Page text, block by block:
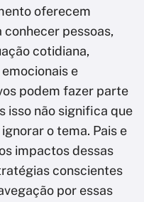
oferecem
pessoas,
cotidiana,
e
podem fazer parte
isso não significa que
o tema. Pais e
impactos dessas
conscientes
por essas